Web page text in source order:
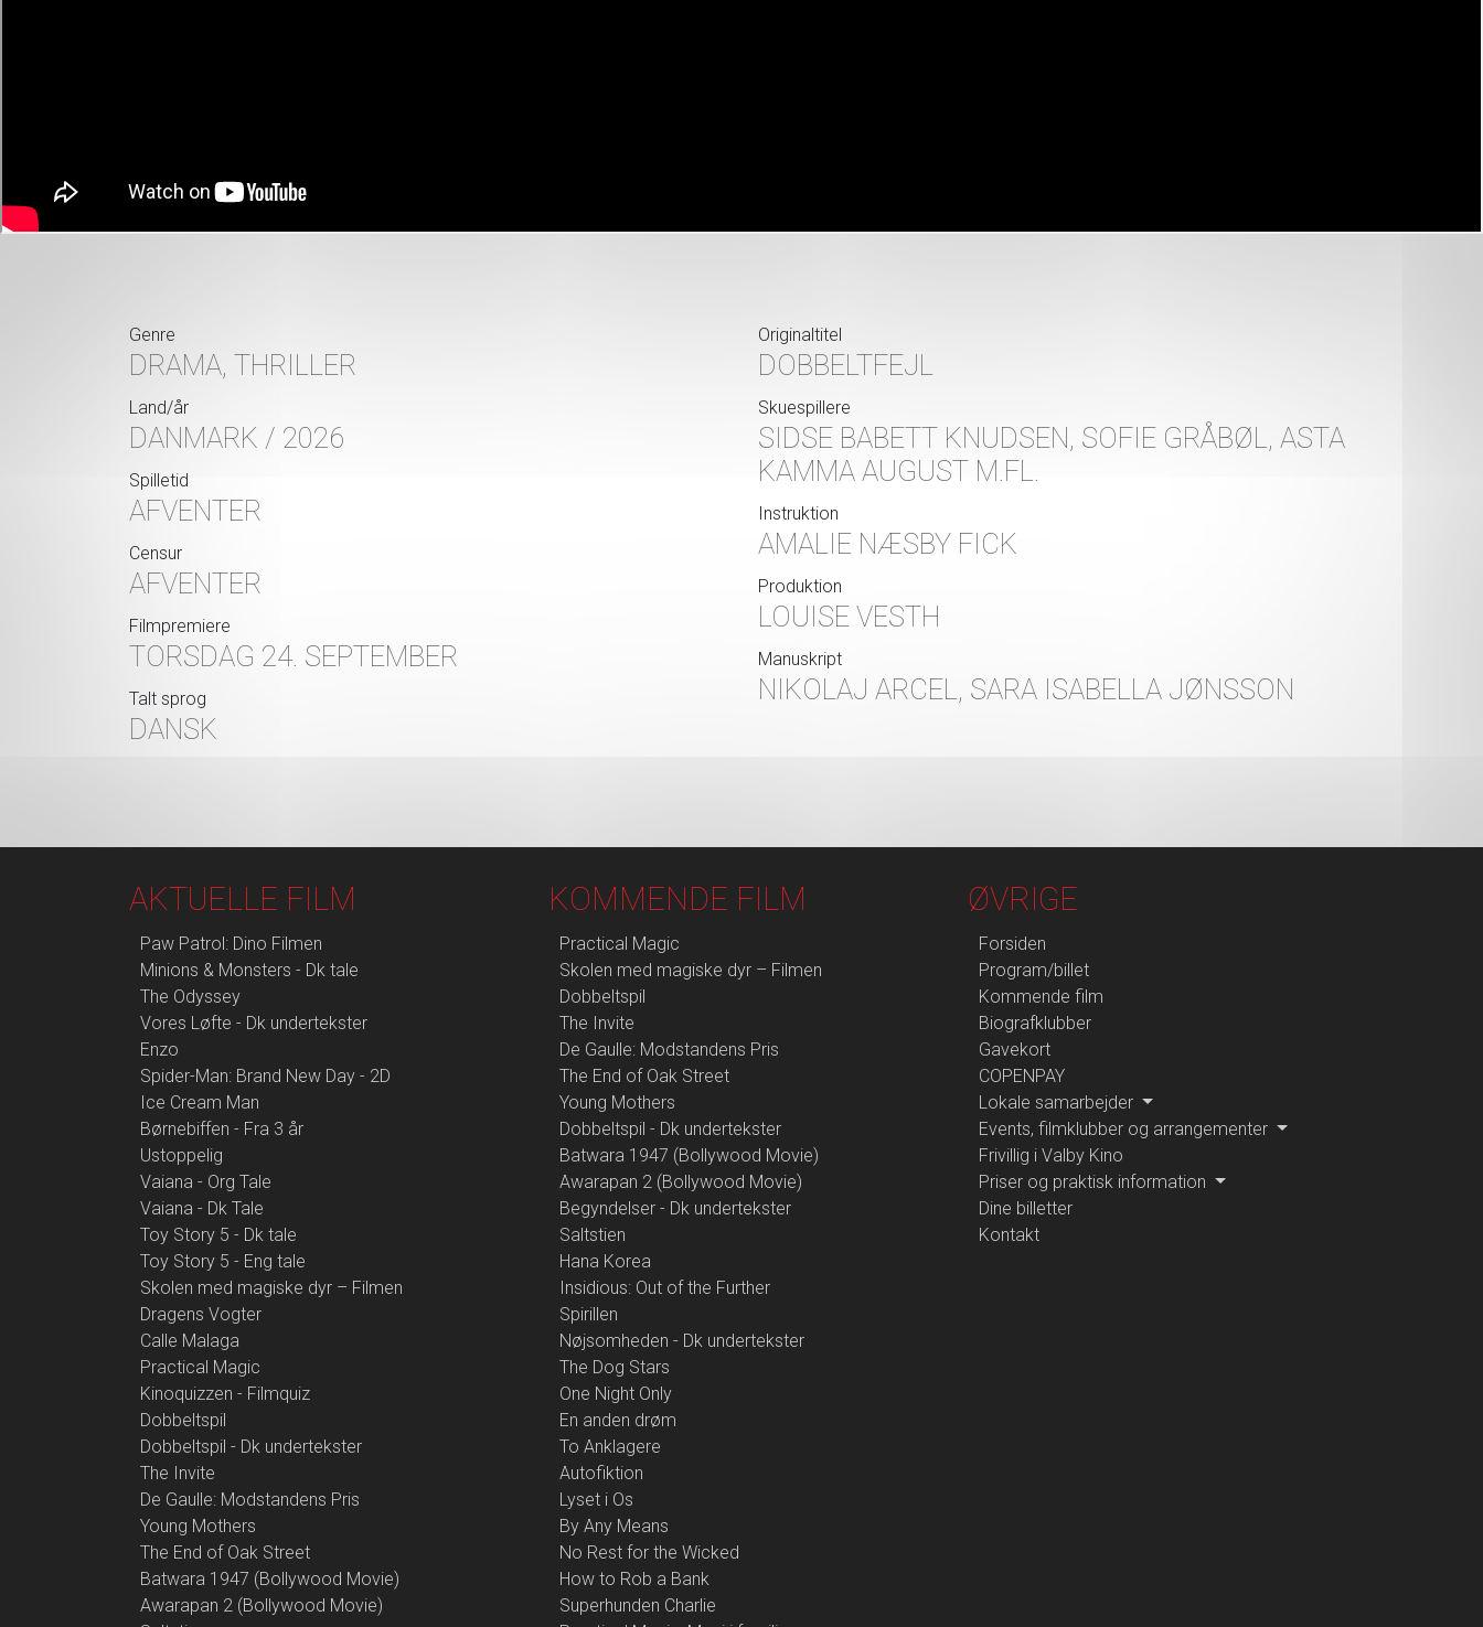
Genre
DRAMA, THRILLER
Land/år
DANMARK / 2026
Spilletid
AFVENTER
Censur
AFVENTER
Filmpremiere
TORSDAG 24. SEPTEMBER
Talt sprog
DANSK
Originaltitel
DOBBELTFEJL
Skuespillere
SIDSE BABETT KNUDSEN, SOFIE GRÅBØL, ASTA
KAMMA AUGUST M.FL.
Instruktion
AMALIE NÆSBY FICK
Produktion
LOUISE VESTH
Manuskript
NIKOLAJ ARCEL, SARA ISABELLA JØNSSON
AKTUELLE FILM
Paw Patrol: Dino Filmen
Minions & Monsters - Dk tale
The Odyssey
Vores Løfte - Dk undertekster
Enzo
Spider-Man: Brand New Day - 2D
Ice Cream Man
Børnebiffen - Fra 3 år
Ustoppelig
Vaiana - Org Tale
Vaiana - Dk Tale
Toy Story 5 - Dk tale
Toy Story 5 - Eng tale
Skolen med magiske dyr – Filmen
Dragens Vogter
Calle Malaga
Practical Magic
Kinoquizzen - Filmquiz
Dobbeltspil
Dobbeltspil - Dk undertekster
The Invite
De Gaulle: Modstandens Pris
Young Mothers
The End of Oak Street
Batwara 1947 (Bollywood Movie)
Awarapan 2 (Bollywood Movie)
KOMMENDE FILM
Practical Magic
Skolen med magiske dyr – Filmen
Dobbeltspil
The Invite
De Gaulle: Modstandens Pris
The End of Oak Street
Young Mothers
Dobbeltspil - Dk undertekster
Batwara 1947 (Bollywood Movie)
Awarapan 2 (Bollywood Movie)
Begyndelser - Dk undertekster
Saltstien
Hana Korea
Insidious: Out of the Further
Spirillen
Nøjsomheden - Dk undertekster
The Dog Stars
One Night Only
En anden drøm
To Anklagere
Autofiktion
Lyset i Os
By Any Means
No Rest for the Wicked
How to Rob a Bank
Superhunden Charlie
ØVRIGE
Forsiden
Program/billet
Kommende film
Biografklubber
Gavekort
COPENPAY
Lokale samarbejder
Events, filmklubber og arrangementer
Frivillig i Valby Kino
Priser og praktisk information
Dine billetter
Kontakt